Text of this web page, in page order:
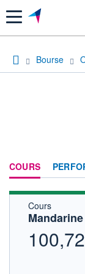
Menu
Bourse
COURS
Cours
100,72